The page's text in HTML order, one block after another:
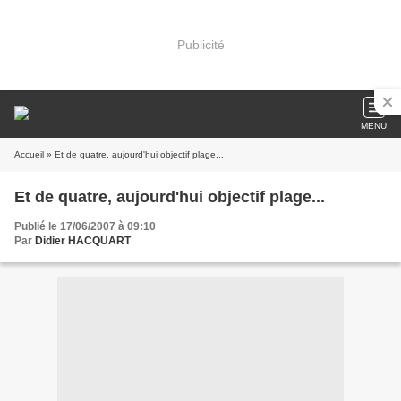
Publicité
MENU
Accueil » Et de quatre, aujourd'hui objectif plage...
Et de quatre, aujourd'hui objectif plage...
Publié le 17/06/2007 à 09:10
Par Didier HACQUART